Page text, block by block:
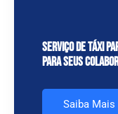
Serviço de Táxi
para seus
Saiba Mais